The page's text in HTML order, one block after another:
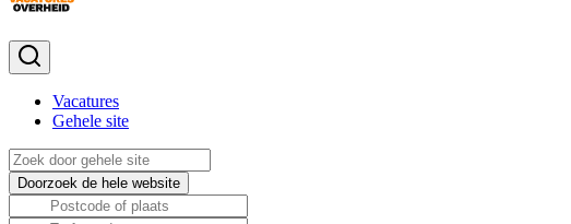
Vacatures
Gehele site